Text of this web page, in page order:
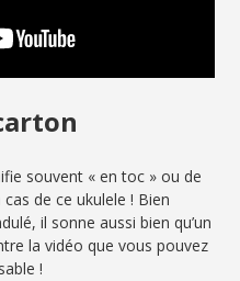
souvent « en toc » ou de
de ce ukulele ! Bien
il sonne aussi bien qu’un
la vidéo que vous pouvez
!